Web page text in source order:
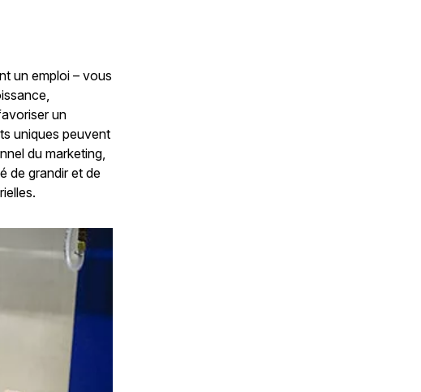
un emploi – vous
un
uniques peuvent
du marketing,
de grandir et de